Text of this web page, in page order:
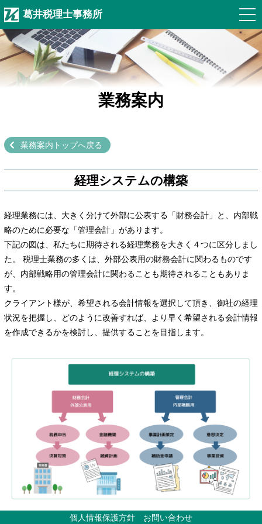
葛井税理士事務所
業務案内
業務案内トップへ戻る
経理システムの構築
経理業務には、大きく分けて外部に公表する「財務会計」と、内部戦
略のために必要な「管理会計」があります。
下記の図は、私たちに期待される経理業務を大きく４つに区分しまし
た。 税理士業務の多くは、外部公表用の財務会計に関わるものです
が、内部戦略用の管理会計に関わることも期待されることもありま
す。
クライアント様が、希望される会計情報を選択して頂き、御社の経理
状況を把握し、どのように改善すれば、より早く希望される会計情報
を作成できるかを検討し、提供することを目指します。
個人情報保護方針 お問い合わせ